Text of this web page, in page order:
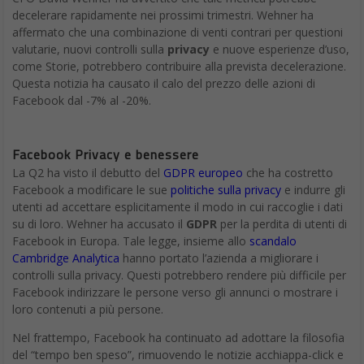
decelerare rapidamente nei prossimi trimestri. Wehner ha
affermato che una combinazione di venti contrari per questioni
valutarie, nuovi controlli sulla privacy e nuove esperienze d’uso,
come Storie, potrebbero contribuire alla prevista decelerazione.
Questa notizia ha causato il calo del prezzo delle azioni di
Facebook dal -7% al -20%.
Facebook Privacy e benessere
La Q2 ha visto il debutto del GDPR europeo che ha costretto
Facebook a modificare le sue politiche sulla privacy e indurre gli
utenti ad accettare esplicitamente il modo in cui raccoglie i dati
su di loro. Wehner ha accusato il GDPR per la perdita di utenti di
Facebook in Europa. Tale legge, insieme allo scandalo
Cambridge Analytica hanno portato l’azienda a migliorare i
controlli sulla privacy. Questi potrebbero rendere più difficile per
Facebook indirizzare le persone verso gli annunci o mostrare i
loro contenuti a più persone.
Nel frattempo, Facebook ha continuato ad adottare la filosofia
del “tempo ben speso”, rimuovendo le notizie acchiappa-click e